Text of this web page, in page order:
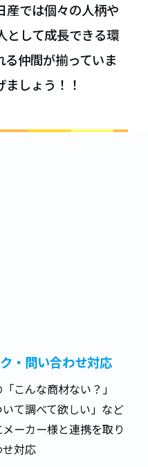
産では個々の人柄や
として成長できる環
仲間が揃っていま
しょう！！
・問い合わせ対応
こんな商材ない？」
いて調べて欲しい」など
ーカー様と連携を取り
対応